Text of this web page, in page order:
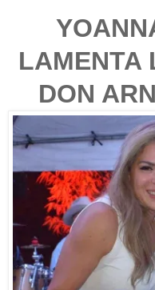
LAMENTA
DON